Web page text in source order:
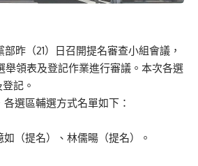
昨（21）日召開提名審查小組會議，
舉領表及登記作業進行審議。本次各選
記。
選區輔選方式名單如下：
（提名）、林儒暘（提名）。